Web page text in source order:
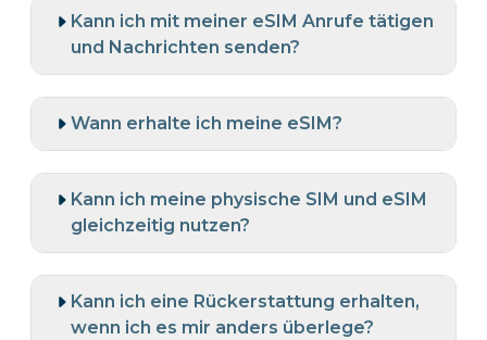
Kann ich mit meiner eSIM Anrufe tätigen
und Nachrichten senden?
Wann erhalte ich meine eSIM?
Kann ich meine physische SIM und eSIM
gleichzeitig nutzen?
Kann ich eine Rückerstattung erhalten,
wenn ich es mir anders überlege?